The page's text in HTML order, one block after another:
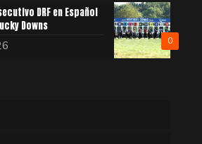
0
DRF en Español
Downs